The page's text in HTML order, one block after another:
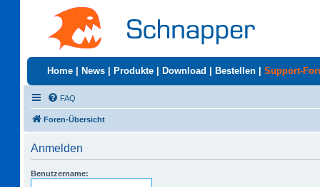
Home News Produkte Download Bestellen Support-
FAQ
Foren-Übersicht
Anmelden
Benutzername: